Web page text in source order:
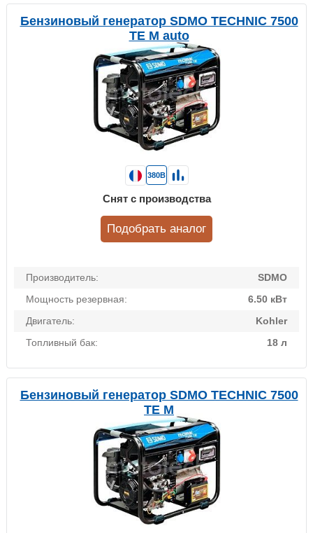
Бензиновый генератор SDMO TECHNIC 7500
TE M auto
Производитель:
SDMO
Мощность резервная:
6.50 кВт
Двигатель:
Kohler
Топливный бак:
18 л
380В
Снят с производства
Подобрать аналог
Бензиновый генератор SDMO TECHNIC 7500
TE M